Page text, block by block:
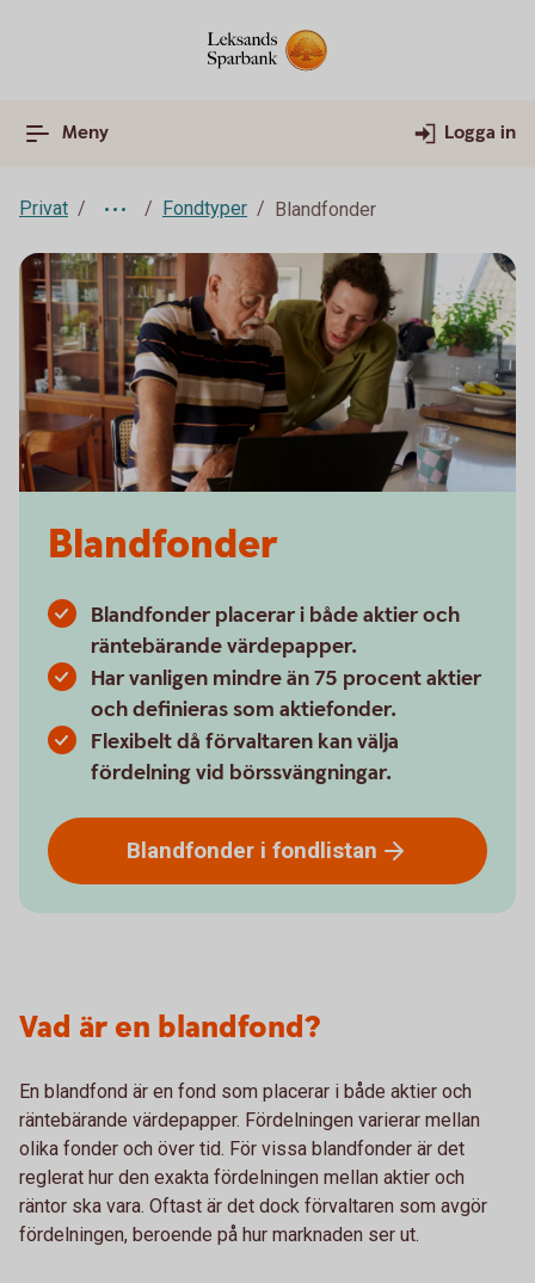
Meny Logga in
Privat Fondtyper Blandfonder
Blandfonder
Blandfonder placerar i både aktier och
räntebärande värdepapper.
Har vanligen mindre än 75 procent aktier
och definieras som aktiefonder.
Flexibelt då förvaltaren kan välja
fördelning vid börssvängningar.
Blandfonder i fondlistan
Vad är en blandfond?
En blandfond är en fond som placerar i både aktier och
räntebärande värdepapper. Fördelningen varierar mellan
olika fonder och över tid. För vissa blandfonder är det
reglerat hur den exakta fördelningen mellan aktier och
räntor ska vara. Oftast är det dock förvaltaren som avgör
fördelningen, beroende på hur marknaden ser ut.